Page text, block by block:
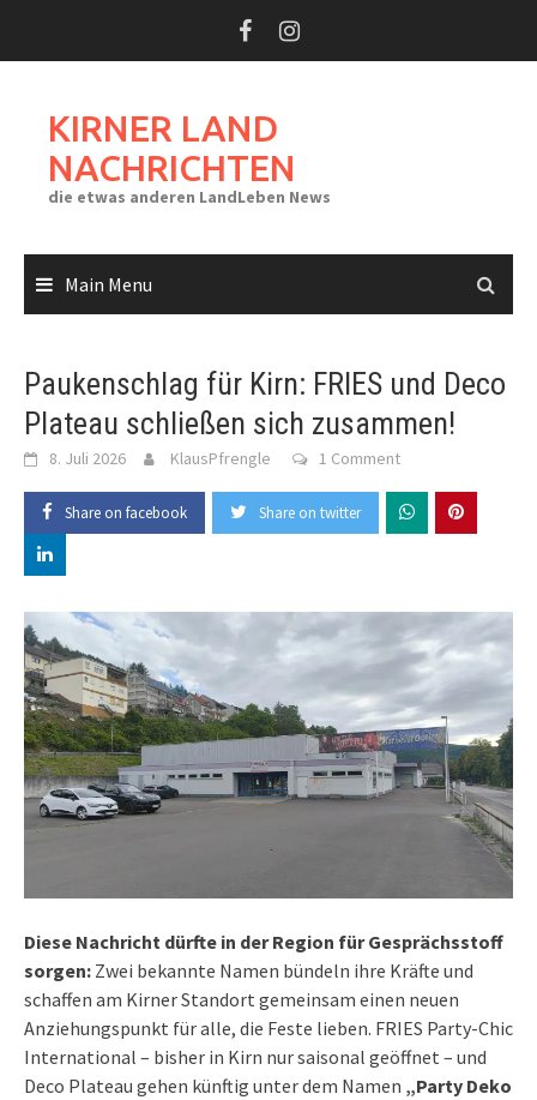
KIRNER LAND
NACHRICHTEN
die etwas anderen LandLeben News
Main Menu
Paukenschlag für Kirn: FRIES und Deco
Plateau schließen sich zusammen!
8. Juli 2026 KlausPfrengle 1 Comment
Share on facebook Share on twitter
Diese Nachricht dürfte in der Region für Gesprächsstoff
sorgen: Zwei bekannte Namen bündeln ihre Kräfte und
schaffen am Kirner Standort gemeinsam einen neuen
Anziehungspunkt für alle, die Feste lieben. FRIES Party-Chic
International – bisher in Kirn nur saisonal geöffnet – und
Deco Plateau gehen künftig unter dem Namen „Party Deko